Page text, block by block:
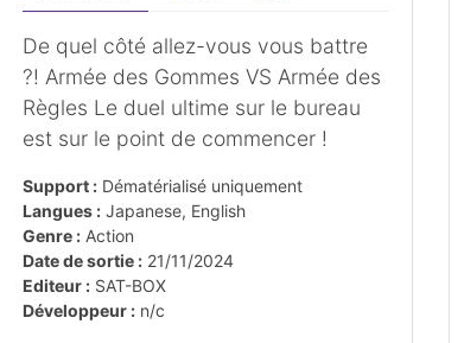
De quel côté allez-vous vous battre
?! Armée des Gommes VS Armée des
Règles Le duel ultime sur le bureau
est sur le point de commencer !
Support : Dématérialisé uniquement
Langues : Japanese, English
Genre : Action
Date de sortie : 21/11/2024
Editeur : SAT-BOX
Développeur : n/c